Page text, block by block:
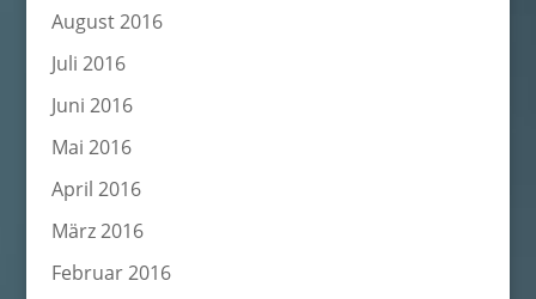
August 2016
Juli 2016
Juni 2016
Mai 2016
April 2016
März 2016
Februar 2016